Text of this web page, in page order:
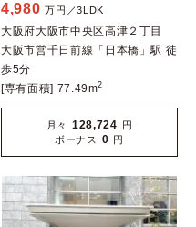
4,980 万円／3LDK
大阪府大阪市中央区高津２丁目
大阪市営千日前線「日本橋」駅 徒
歩5分
[専有面積] 77.49m2
月々 128,724 円
ボーナス
0 円